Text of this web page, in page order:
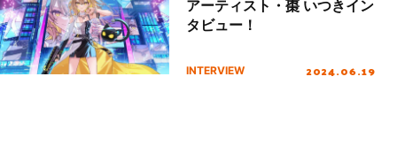
アーティスト・棗 いつきイン
タビュー！
INTERVIEW 2024.06.19